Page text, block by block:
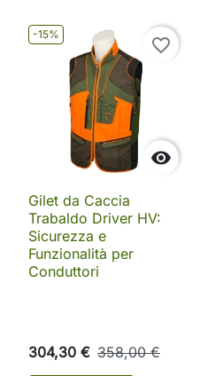
-15%

favorite_border
Gilet da Caccia
Trabaldo Driver HV:
Sicurezza e
Funzionalità per
Conduttori
304,30 € 358,00 €